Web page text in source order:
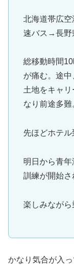
北海道帯広
速バス→長野
総移動時間
が痛む。途
土地をキャ
なり前途多難
先ほどホテル
明日から青
訓練が開始さ
楽しみながら
かなり気合が入っ